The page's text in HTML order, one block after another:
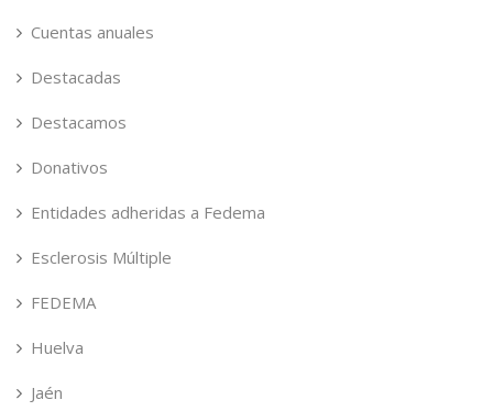
Cuentas anuales
Destacadas
Destacamos
Donativos
Entidades adheridas a Fedema
Esclerosis Múltiple
FEDEMA
Huelva
Jaén